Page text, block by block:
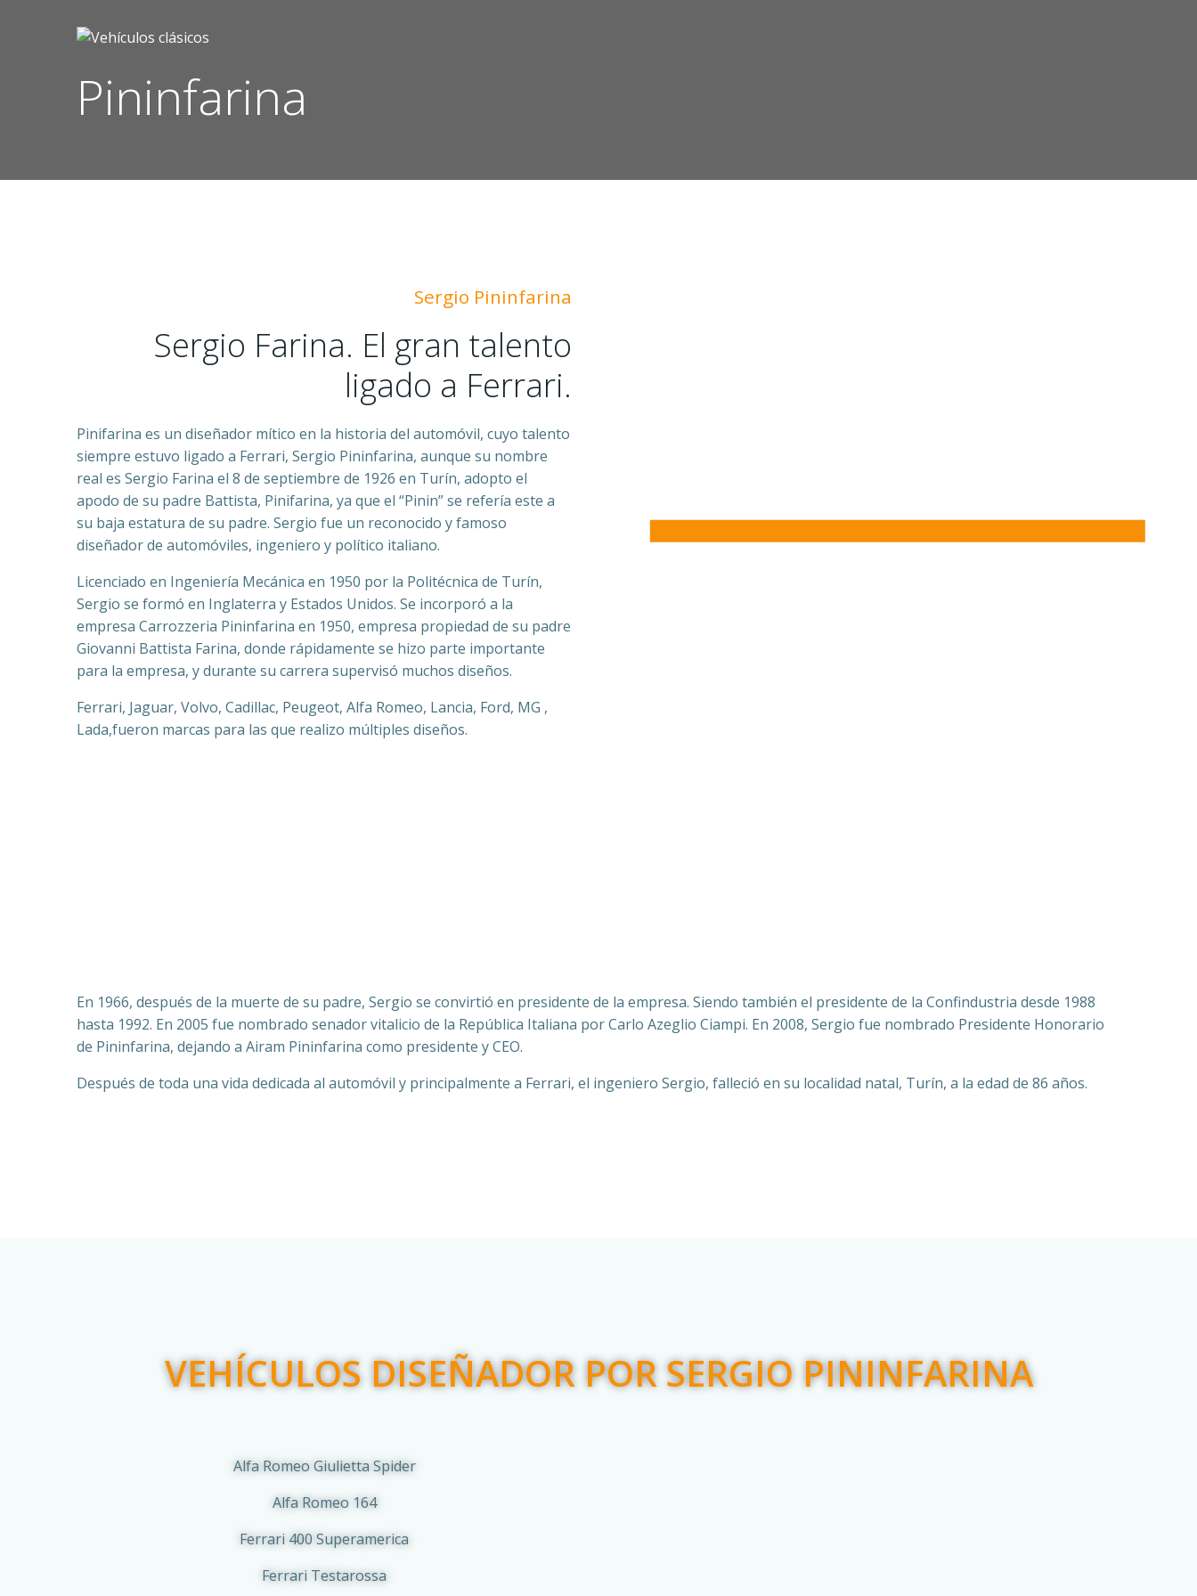
Pininfarina
Sergio Pininfarina
Sergio Farina. El gran talento
ligado a Ferrari.
Pinifarina es un diseñador mítico en la historia del automóvil, cuyo talento
siempre estuvo ligado a Ferrari, Sergio Pininfarina, aunque su nombre
real es Sergio Farina el 8 de septiembre de 1926 en Turín, adopto el
apodo de su padre Battista, Pinifarina, ya que el “Pinin” se refería este a
su baja estatura de su padre. Sergio fue un reconocido y famoso
diseñador de automóviles, ingeniero y político italiano.
Licenciado en Ingeniería Mecánica en 1950 por la Politécnica de Turín,
Sergio se formó en Inglaterra y Estados Unidos. Se incorporó a la
empresa Carrozzeria Pininfarina en 1950, empresa propiedad de su padre
Giovanni Battista Farina, donde rápidamente se hizo parte importante
para la empresa, y durante su carrera supervisó muchos diseños.
Ferrari, Jaguar, Volvo, Cadillac, Peugeot, Alfa Romeo, Lancia, Ford, MG ,
Lada,fueron marcas para las que realizo múltiples diseños.
En 1966, después de la muerte de su padre, Sergio se convirtió en presidente de la empresa. Siendo también el presidente de la Confindustria desde 1988
hasta 1992. En 2005 fue nombrado senador vitalicio de la República Italiana por Carlo Azeglio Ciampi. En 2008, Sergio fue nombrado Presidente Honorario
de Pininfarina, dejando a Airam Pininfarina como presidente y CEO.
Después de toda una vida dedicada al automóvil y principalmente a Ferrari, el ingeniero Sergio, falleció en su localidad natal, Turín, a la edad de 86 años.
VEHÍCULOS DISEÑADOR POR SERGIO PININFARINA
Alfa Romeo Giulietta Spider
Alfa Romeo 164
Ferrari 400 Superamerica
Ferrari Testarossa